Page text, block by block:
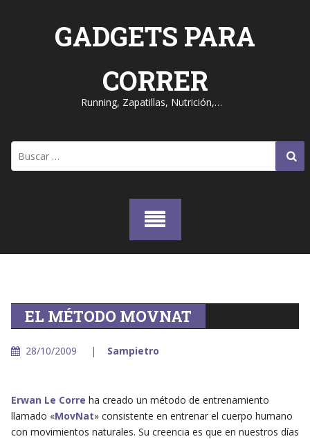
GADGETS PARA
CORRER
Running, Zapatillas, Nutrición,…
EL MÉTODO MOVNAT
28/10/2009 Sampietro
Erwan Le Corre ha creado un método de entrenamiento
llamado «MovNat» consistente en entrenar el cuerpo humano
con movimientos naturales. Su creencia es que en nuestros días